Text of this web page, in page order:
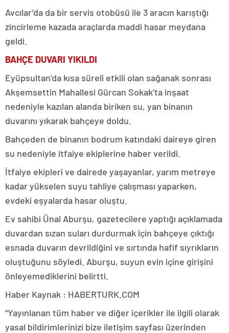
Avcılar’da da bir servis otobüsü ile 3 aracın karıştığı
zincirleme kazada araçlarda maddi hasar meydana
geldi.
BAHÇE DUVARI YIKILDI
Eyüpsultan’da kısa süreli etkili olan sağanak sonrası
Akşemsettin Mahallesi Gürcan Sokak’ta inşaat
nedeniyle kazılan alanda biriken su, yan binanın
duvarını yıkarak bahçeye doldu.
Bahçeden de binanın bodrum katındaki daireye giren
su nedeniyle itfaiye ekiplerine haber verildi.
İtfaiye ekipleri ve dairede yaşayanlar, yarım metreye
kadar yükselen suyu tahliye çalışması yaparken,
evdeki eşyalarda hasar oluştu.
Ev sahibi Ünal Aburşu, gazetecilere yaptığı açıklamada
duvardan sızan suları durdurmak için bahçeye çıktığı
esnada duvarın devrildiğini ve sırtında hafif sıyrıkların
oluştuğunu söyledi. Aburşu, suyun evin içine girişini
önleyemediklerini belirtti.
Haber Kaynak : HABERTURK.COM
“Yayınlanan tüm haber ve diğer içerikler ile ilgili olarak
yasal bildirimlerinizi bize iletişim sayfası üzerinden